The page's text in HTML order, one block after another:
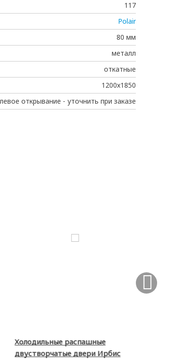
117
Polair
80 мм
металл
откатные
1200х1850
открывание - уточнить при заказе
Холодильные распашные
двустворчатые двери Ирбис